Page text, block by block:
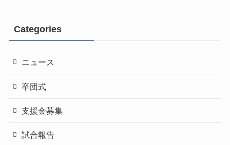
Categories
ニュース
卒団式
支援金募集
試合報告